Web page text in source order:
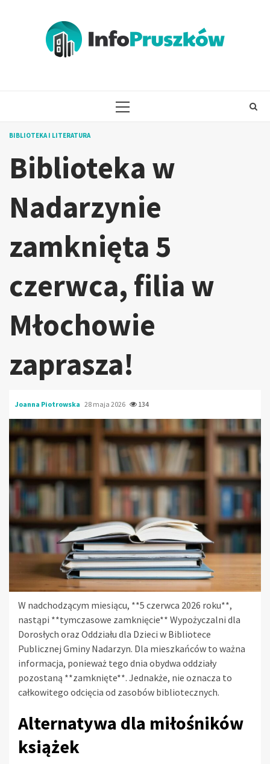
PRIMARY
BIBLIOTEKA I LITERATURA
Biblioteka w
Nadarzynie
zamknięta 5
czerwca, filia w
Młochowie
zaprasza!
Joanna Piotrowska 28 maja 2026 134
W nadchodzącym miesiącu, **5 czerwca 2026 roku**,
nastąpi **tymczasowe zamknięcie** Wypożyczalni dla
Dorosłych oraz Oddziału dla Dzieci w Bibliotece
Publicznej Gminy Nadarzyn. Dla mieszkańców to ważna
informacja, ponieważ tego dnia obydwa oddziały
pozostaną **zamknięte**. Jednakże, nie oznacza to
całkowitego odcięcia od zasobów bibliotecznych.
Alternatywa dla miłośników
książek